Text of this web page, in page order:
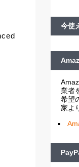
今使
業者
希望
家よ